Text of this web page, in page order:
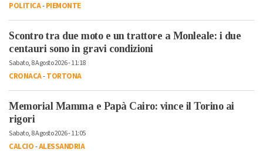
POLITICA-PIEMONTE
Scontro tra due moto e un trattore a Monleale: i due
centauri sono in gravi condizioni
Sabato, 8 Agosto 2026 - 11:18
CRONACA-TORTONA
Memorial Mamma e Papà Cairo: vince il Torino ai
rigori
Sabato, 8 Agosto 2026 - 11:05
CALCIO-ALESSANDRIA